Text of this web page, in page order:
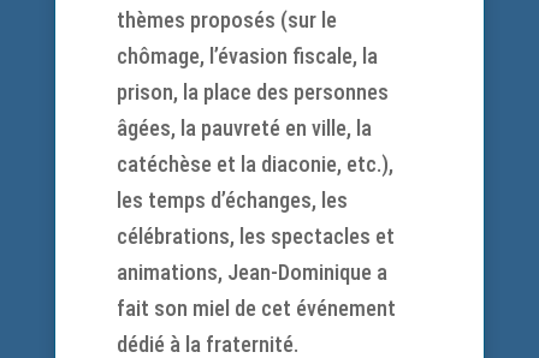
thèmes proposés (sur le
chômage, l’évasion fiscale, la
prison, la place des personnes
âgées, la pauvreté en ville, la
catéchèse et la diaconie, etc.),
les temps d’échanges, les
célébrations, les spectacles et
animations, Jean-Dominique a
fait son miel de cet événement
dédié à la fraternité.